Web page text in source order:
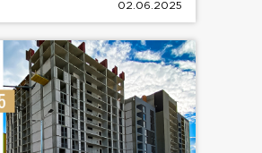
02.06.2025